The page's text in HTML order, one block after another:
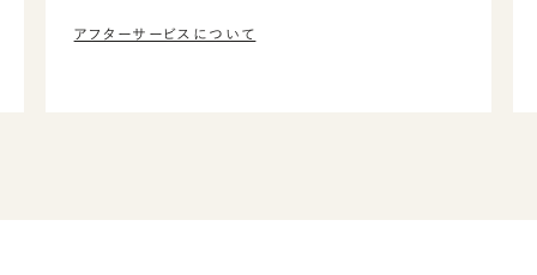
アフターサービスについて